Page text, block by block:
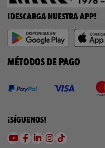
¡DESCARGA NUESTRA APP!
MÉTODOS DE PAGO
¡SÍGUENOS!